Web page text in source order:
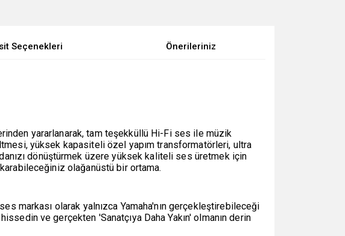
Seçenekleri Önerileriniz
yararlanarak, tam teşekküllü Hi-Fi ses ile müzik
yüksek kapasiteli özel yapım transformatörleri, ultra
dönüştürmek üzere yüksek kaliteli ses üretmek için
olağanüstü bir ortama.
markası olarak yalnızca Yamaha'nın gerçekleştirebileceği
ve gerçekten 'Sanatçıya Daha Yakın' olmanın derin